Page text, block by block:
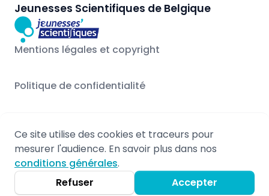
Jeunesses Scientifiques de Belgique
Mentions légales et copyright
Politique de confidentialité
© 2026 - Propulsé par Stageo.eu
Mentions légales
Non-responsabilité
Politique de confidentialité
Ce site utilise des cookies et traceurs pour
mesurer l'audience. En savoir plus dans nos
conditions générales.
Refuser
Accepter